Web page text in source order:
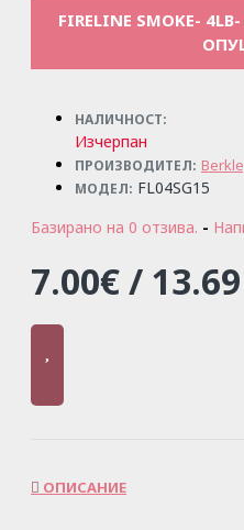
FIRELINE SMOKE-
НАЛИЧНОСТ:
Изчерпан
ПРОИЗВОДИТЕЛ:
МОДЕЛ: FL04SG15
Базирано на 0 отзива. -
7.00€ /
ОПИСАНИЕ